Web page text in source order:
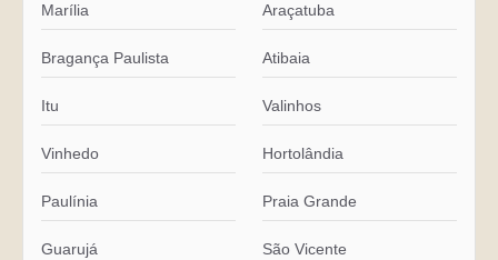
Marília Araçatuba
Bragança Paulista Atibaia
Itu Valinhos
Vinhedo Hortolândia
Paulínia Praia Grande
Guarujá São Vicente